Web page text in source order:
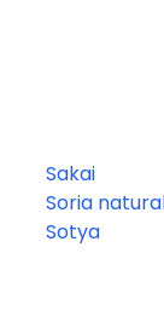
Sakai
Soria
Sotya